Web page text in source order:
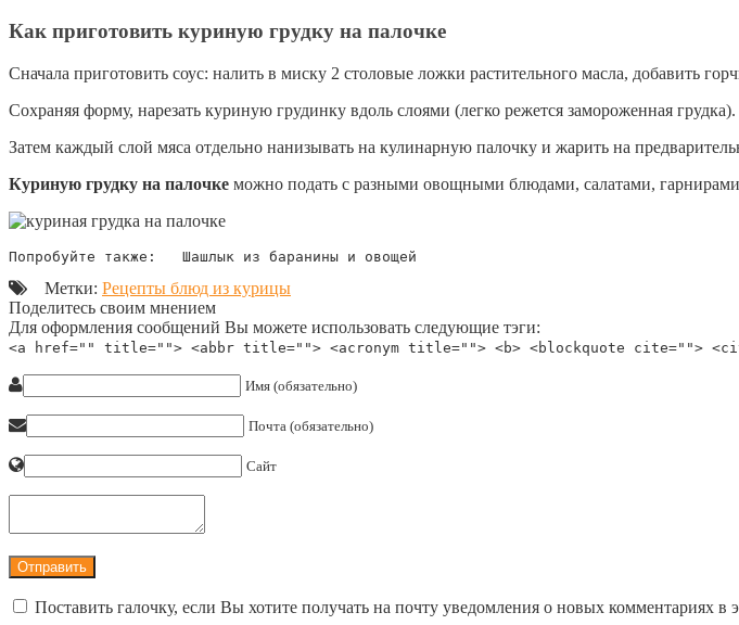
Как приготовить куриную грудку на палочке
Сначала приготовить соус: налить в миску 2 столовые ложки растительного масла, добавить
Сохраняя форму, нарезать куриную грудинку вдоль слоями (легко режется замороженная
Затем каждый слой мяса отдельно нанизывать на кулинарную палочку и жарить на
Куриную грудку на палочке можно подать с разными овощными блюдами, салатами,
Попробуйте также:   Шашлык из баранины и овощей
Метки: Рецепты блюд из курицы
Поделитесь своим мнением
Для оформления сообщений Вы можете использовать следующие тэги:
<a href="" title=""> <abbr title=""> <acronym title=""> <b> <blockquote cite="">
Имя (обязательно)
Почта (обязательно)
Сайт
Поставить галочку, если Вы хотите получать на почту уведомления о новых комментариях в